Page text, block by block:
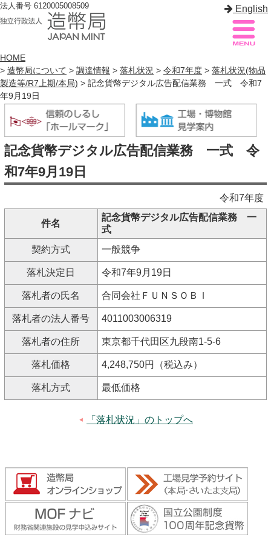
法人番号 6120005008509 English
トップページ
造幣局について
造幣事業を知る
造幣局を楽しむ
造幣局製品を買う
キッズページ
公式SNS
HOME
> 造幣局について > 調達情報 > 落札状況 > 令和7年度 > 落札状況(物品
製造等/R7上期/本局) > 記念貨幣デジタル広告配信業務 一式 令和7
年9月19日
記念貨幣デジタル広告配信業務 一式 令
和7年9月19日
令和7年度
件名
記念貨幣デジタル広告配信業務 一
式
契約方式
一般競争
落札決定日 令和7年9月19日
落札者の氏名 合同会社ＦＵＮＳＯＢＩ
落札者の法人番号 4011003006319
落札者の住所 東京都千代田区九段南1-5-6
落札価格 4,248,750円（税込み）
落札方式 最低価格
「落札状況」のトップへ